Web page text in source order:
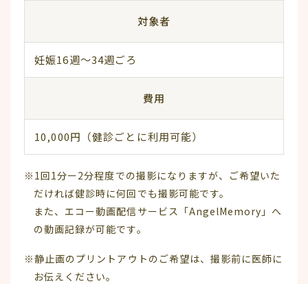
対象者
妊娠16週～34週ごろ
費用
10,000円（健診ごとに利用可能）
※1回1分ー2分程度での撮影になりますが、ご希望いた
だければ健診時に何回でも撮影可能です。
また、エコー動画配信サービス「AngelMemory」へ
の動画記録が可能です。
※静止画のプリントアウトのご希望は、撮影前に医師に
お伝えください。